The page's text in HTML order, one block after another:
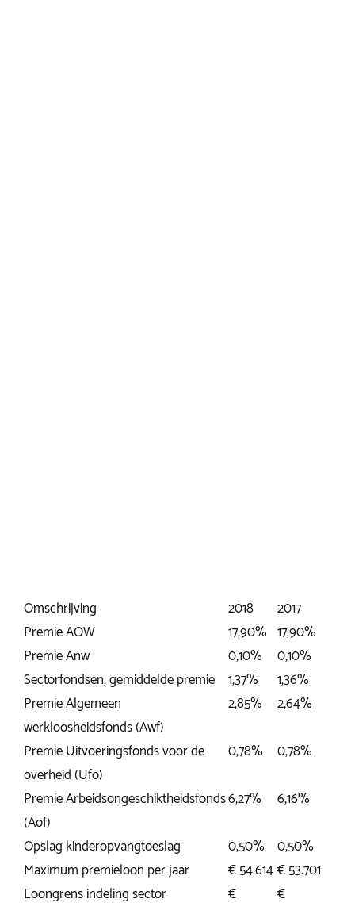
Omschrijving 2018
2017
Premie AOW
17,90% 17,90%
Premie Anw
0,10%
0,10%
Sectorfondsen, gemiddelde premie
1,37%
1,36%
Premie Algemeen
werkloosheidsfonds (Awf)
2,85% 2,64%
Premie Uitvoeringsfonds voor de
overheid (Ufo)
0,78% 0,78%
Premie Arbeidsongeschiktheidsfonds
(Aof)
6,27% 6,16%
Opslag kinderopvangtoeslag 0,50%
0,50%
Maximum premieloon per jaar
€ 54.614€ 53.701
Loongrens indeling sector
€ €